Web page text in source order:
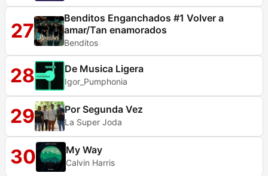
27
Benditos Enganchados #1 Volver a
amar/Tan enamorados
Benditos
28 De Musica Ligera
Igor_Pumphonia
29 Por Segunda Vez
La Super Joda
30 My Way
Calvin Harris